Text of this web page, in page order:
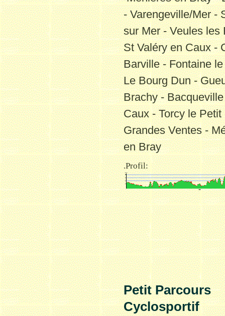
- Varengeville/Mer -
sur Mer - Veules les
St Valéry en Caux -
Barville - Fontaine
Le Bourg Dun -
Brachy -
Caux - Torcy le Petit
Grandes Ventes -
en Bray
.Profil:
PetitParcours
Cyclosportif